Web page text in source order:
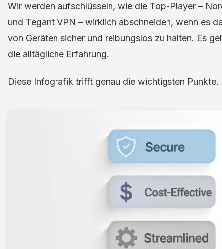
Wir werden aufschlüsseln, wie die Top-Player –
und Tegant VPN – wirklich abschneiden, wenn es
von Geräten sicher und reibungslos zu halten. Es
die alltägliche Erfahrung.
Diese Infografik trifft genau die wichtigsten Punkte.